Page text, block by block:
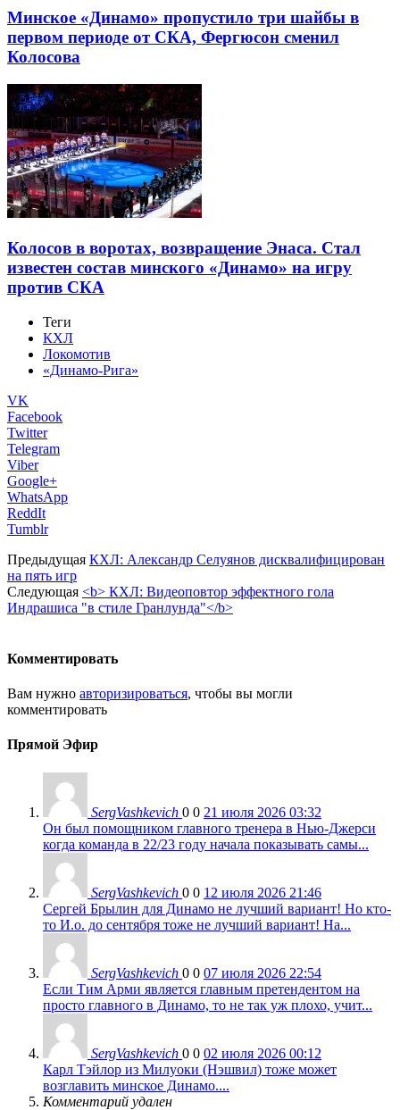
Минское «Динамо» пропустило три шайбы в
первом периоде от СКА, Фергюсон сменил
Колосова
Колосов в воротах, возвращение Энаса. Стал
известен состав минского «Динамо» на игру
против СКА
Теги
КХЛ
Локомотив
«Динамо-Рига»
VK
Facebook
Twitter
Telegram
Viber
Google+
WhatsApp
ReddIt
Tumblr
Предыдущая КХЛ: Александр Селуянов дисквалифицирован
на пять игр
Следующая <b> КХЛ: Видеоповтор эффектного гола
Индрашиса "в стиле Гранлунда"</b>
Комментировать
Вам нужно авторизироваться, чтобы вы могли
комментировать
Прямой Эфир
SergVashkevich 0 0 21 июля 2026 03:32
Он был помощником главного тренера в Нью-Джерси
когда команда в 22/23 году начала показывать самы...
SergVashkevich 0 0 12 июля 2026 21:46
Сергей Брылин для Динамо не лучший вариант! Но кто-
то И.о. до сентября тоже не лучший вариант! На...
SergVashkevich 0 0 07 июля 2026 22:54
Если Тим Арми является главным претендентом на
просто главного в Динамо, то не так уж плохо, учит...
SergVashkevich 0 0 02 июля 2026 00:12
Карл Тэйлор из Милуоки (Нэшвил) тоже может
возглавить минское Динамо....
Комментарий удален